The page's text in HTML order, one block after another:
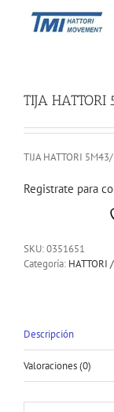
TIJA
TIJA HATTORI
Registrate para
SKU:0351651
Categoría: HATTORI
Descripción
Valoraciones (0)